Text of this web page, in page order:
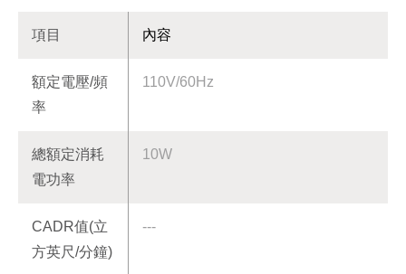
項目 內容
額定電壓/頻
率
110V/60Hz
總額定消耗
電功率
10W
CADR值(立
方英尺/分鐘)
---